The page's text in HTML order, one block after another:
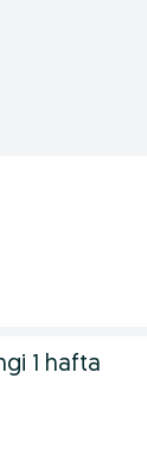
1 hafta